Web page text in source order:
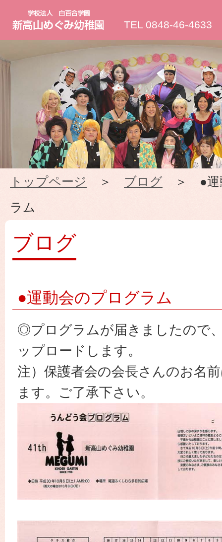
新
高
山
め
ぐ
み
幼
稚
TEL 0848-46-4633
トップページ ＞ ブログ ＞ ●運
ラム
ブログ
●運動会のプログラム
◎プログラムが届きましたので
ップロードします。
注）保護者会の会長さんのお名
ます。ご了承下さい。